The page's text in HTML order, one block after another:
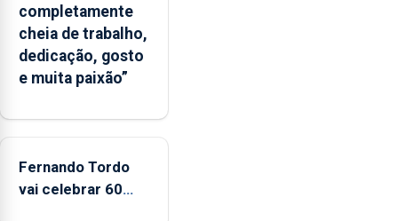
completamente
cheia de trabalho,
dedicação, gosto
e muita paixão”
Fernando Tordo
vai celebrar 60